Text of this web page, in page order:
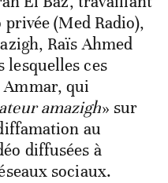
(Med Radio),
Raïs Ahmed
lesquelles ces
Ammar, qui
amazigh» sur
au
diffusées à
sociaux.